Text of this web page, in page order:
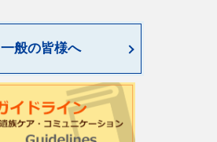
一般の皆様へ